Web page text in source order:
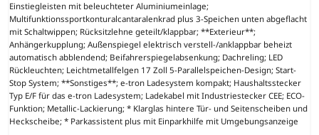
Einstiegleisten mit beleuchteter Aluminiumeinlage;
Multifunktionssportkonturalcantaralenkrad plus 3-Speichen unten abgeflacht
mit Schaltwippen; Rücksitzlehne geteilt/klappbar; **Exterieur**;
Anhängerkupplung; Außenspiegel elektrisch verstell-/anklappbar beheizt
automatisch abblendend; Beifahrerspiegelabsenkung; Dachreling; LED
Rückleuchten; Leichtmetallfelgen 17 Zoll 5-Parallelspeichen-Design; Start-
Stop System; **Sonstiges**; e-tron Ladesystem kompakt; Haushaltsstecker
Typ E/F für das e-tron Ladesystem; Ladekabel mit Industriestecker CEE; ECO-
Funktion; Metallic-Lackierung; * Klarglas hintere Tür- und Seitenscheiben und
Heckscheibe; * Parkassistent plus mit Einparkhilfe mit Umgebungsanzeige